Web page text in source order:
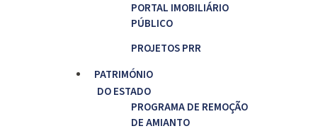
PORTAL IMOBILIÁRIO
PÚBLICO
PROJETOS PRR
PATRIMÓNIO
DO ESTADO
PROGRAMA DE REMOÇÃO
DE AMIANTO